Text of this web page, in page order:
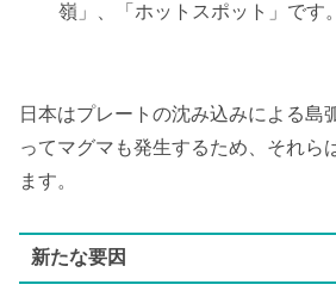
嶺」、「ホットスポット」です。
日本はプレートの沈み込みによる島
ってマグマも発生するため、それら
ます。
新たな要因